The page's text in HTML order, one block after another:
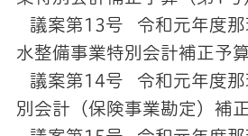
議案第13号 令和元年度那
水整備事業特別会計補正予
議案第14号 令和元年度那
別会計（保険事業勘定）補